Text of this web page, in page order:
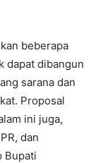
beberapa
dapat dibangun
sarana dan
Proposal
ini juga,
dan
Bupati